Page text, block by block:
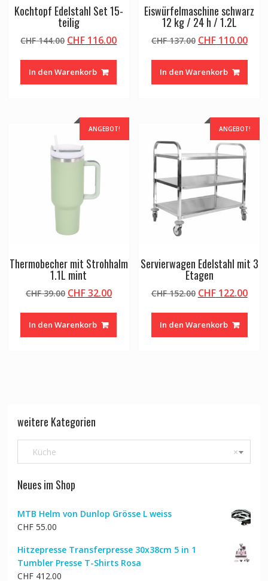
Kochtopf Edelstahl Set 15-
teilig
CHF144.00 Ursprünglicher
war:
CHF 144.00
CHF 116.00Aktueller
CHF 116.00.
In den Warenkorb
Eiswürfelmaschine schwarz
12 kg / 24 h / 1.2L
CHF137.00 Ursprünglicher
war:
CHF 137.00
CHF110.00
In den Warenkorb
ANGEBOT!
Thermobecher mit Strohhalm
1.1L mint
CHF39.00 Ursprünglicher
war:
CHF 39.00
CHF32.00Aktueller
In den Warenkorb
ANGEBOT!
Servierwagen Edelstahl mit 3
Etagen
CHF152.00 Ursprünglicher
war:
CHF 152.00
CHF122.00
In den Warenkorb
weitere Kategorien
×
Küche
Neues im Shop
MTB Helm von Dunlop Grösse L weiss
CHF55.00
Hitzepresse Transferpresse 30x38cm 5 in 1
Tumbler Presse T-Shirts Rosa
CHF412.00